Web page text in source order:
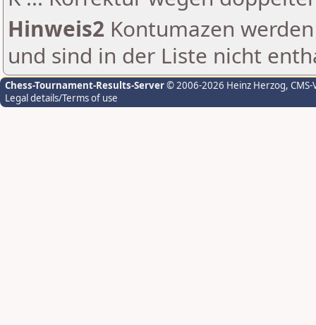
Hinweis2 Kontumazen
und sind in der Liste nicht
Chess-Tournament-Results-Server© 2006-2026 Heinz Herzog,
Legal details/Terms of use